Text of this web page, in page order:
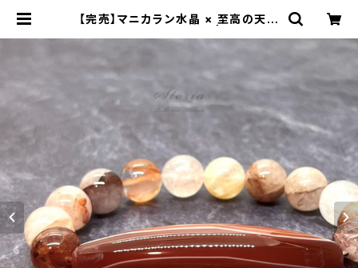
【完売】マニカラン水晶 × 至高の天珠